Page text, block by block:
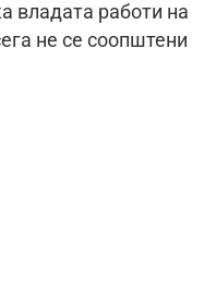
владата работи на
не се соопштени